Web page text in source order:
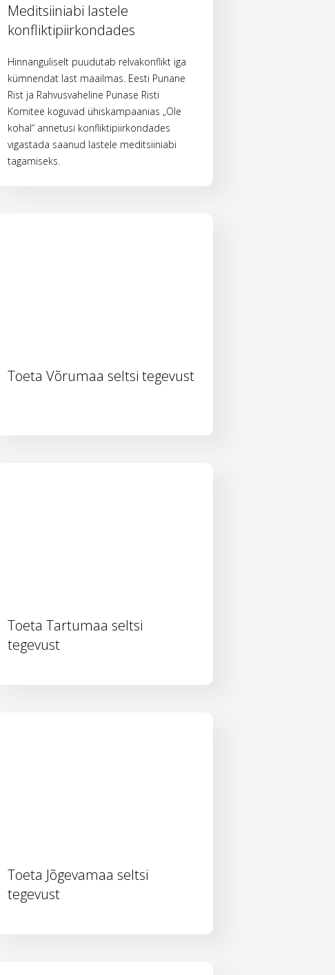
Meditsiiniabi lastele
konfliktipiirkondades
Hinnanguliselt puudutab relvakonflikt iga
kümnendat last maailmas. Eesti Punane
Rist ja Rahvusvaheline Punase Risti
Komitee koguvad ühiskampaanias „Ole
kohal“ annetusi konfliktipiirkondades
vigastada saanud lastele meditsiiniabi
tagamiseks.
Toeta Võrumaa seltsi tegevust
Toeta Tartumaa seltsi
tegevust
Toeta Jõgevamaa seltsi
tegevust